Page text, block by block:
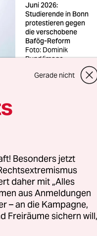
Juni 2026:
Studierende in Bonn
protestieren gegen
die verschobene
Bafög-Reform
Foto: Dominik
Bund/imago
Gerade nicht
Besonders jetzt
daher mit „Alles
aus Anmeldungen
– an die Kampagne,
Freiräume sichern will,